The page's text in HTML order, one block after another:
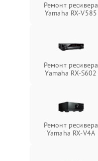
Ремонт ресивера
Yamaha RX-V585
Ремонт ресивера
Yamaha RX-S602
Ремонт ресивера
Yamaha RX-V4A